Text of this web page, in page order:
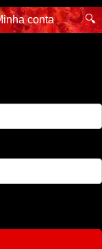
conta 🔍